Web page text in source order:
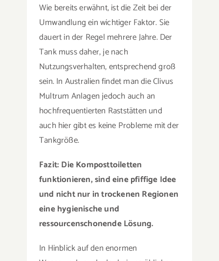
Wie bereits erwähnt, ist die Zeit bei der
Umwandlung ein wichtiger Faktor. Sie
dauert in der Regel mehrere Jahre. Der
Tank muss daher, je nach
Nutzungsverhalten, entsprechend groß
sein. In Australien findet man die Clivus
Multrum Anlagen jedoch auch an
hochfrequentierten Raststätten und
auch hier gibt es keine Probleme mit der
Tankgröße.
Fazit: Die Komposttoiletten
funktionieren, sind eine pfiffige Idee
und nicht nur in trockenen Regionen
eine hygienische und
ressourcenschonende Lösung.
In Hinblick auf den enormen